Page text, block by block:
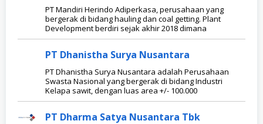
PT Mandiri Herindo Adiperkasa, perusahaan yang
bergerak di bidang hauling dan coal getting. Plant
Development berdiri sejak akhir 2018 dimana
PT Dhanistha Surya Nusantara
PT Dhanistha Surya Nusantara adalah Perusahaan
Swasta Nasional yang bergerak di bidang Industri
Kelapa sawit, dengan luas area +/- 100.000
PT Dharma Satya Nusantara Tbk